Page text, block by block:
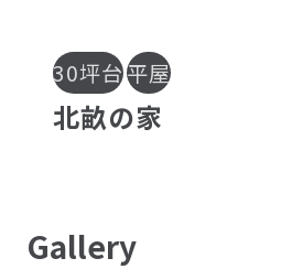
30坪台平屋
北畝の家
Gallery